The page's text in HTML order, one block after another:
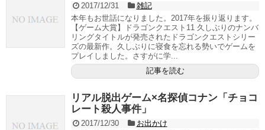
2017/12/31
雑記
本年もお世話になりました。2017年を振り返ります。
【ゲーム大賞】ドラゴンクエスト11 久しぶりのナンバ
リングタイトルが発売されたドラゴンクエストシリー
ズの最新作。久しぶりに寝食を忘れる勢いでゲームを
プレイしました。さすがに学...
記事を読む
リアル脱出ゲーム×名探偵コナン「チョコ
レート殺人事件」
2017/12/30
お出かけ